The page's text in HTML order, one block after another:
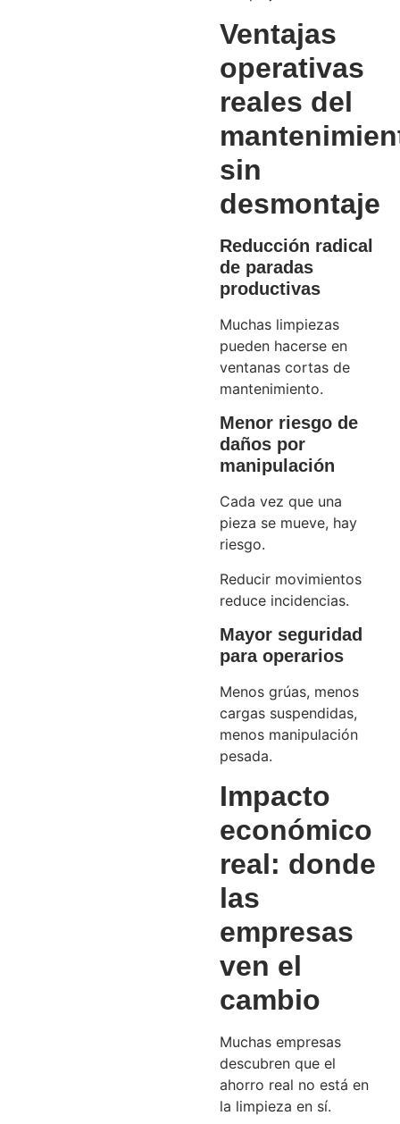
Ventajas
operativas
reales del
sin
desmontaje
Reducción radical
de paradas
productivas
Muchas limpiezas
pueden hacerse en
ventanas cortas de
mantenimiento.
Menor riesgo de
daños por
manipulación
Cada vez que una
pieza se mueve, hay
riesgo.
Reducir movimientos
reduce incidencias.
Mayor seguridad
para operarios
Menos grúas, menos
cargas suspendidas,
menos manipulación
pesada.
Impacto
económico
real: donde
las
empresas
ven el
cambio
Muchas empresas
descubren que el
ahorro real no está en
la limpieza en sí.